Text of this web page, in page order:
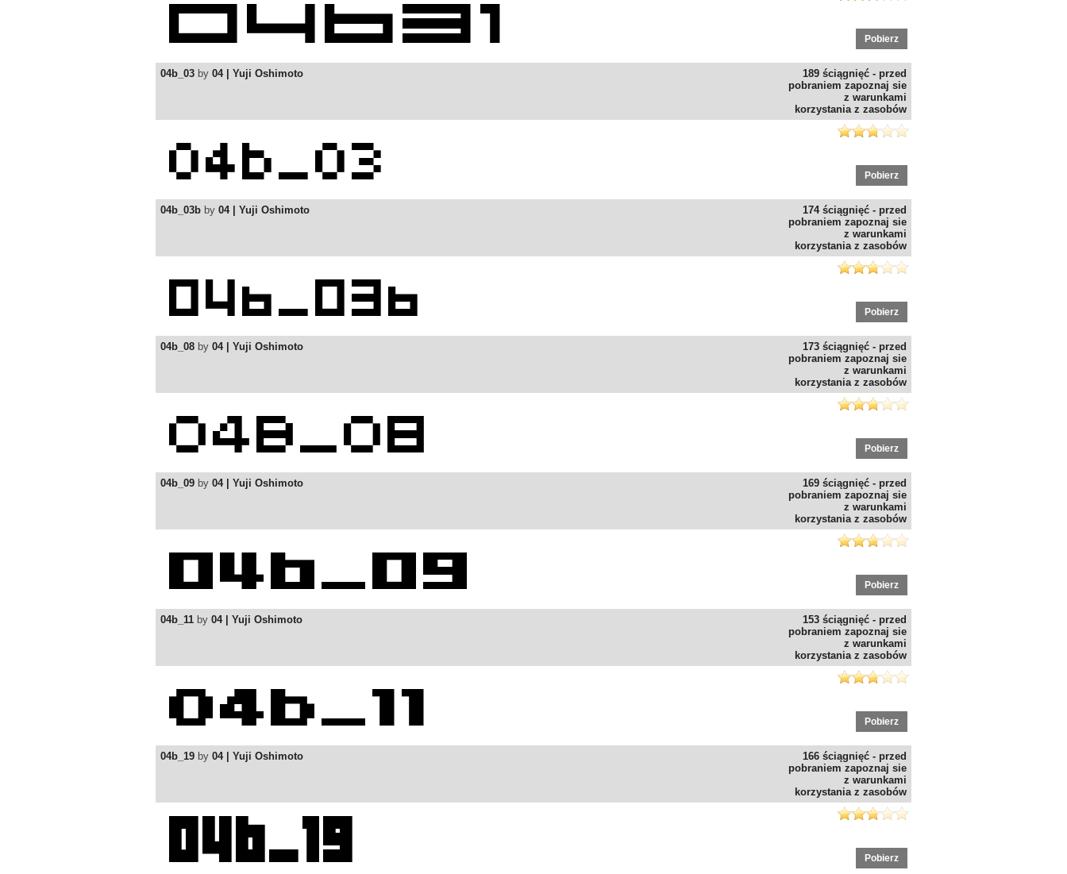
Pobierz
189 ściągnięć - przed
pobraniem zapoznaj sie
z warunkami
korzystania z zasobów
04b_03 by 04 | Yuji Oshimoto
Pobierz
174 ściągnięć - przed
pobraniem zapoznaj sie
z warunkami
korzystania z zasobów
04b_03b by 04 | Yuji Oshimoto
Pobierz
173 ściągnięć - przed
pobraniem zapoznaj sie
z warunkami
korzystania z zasobów
04b_08 by 04 | Yuji Oshimoto
Pobierz
169 ściągnięć - przed
pobraniem zapoznaj sie
z warunkami
korzystania z zasobów
04b_09 by 04 | Yuji Oshimoto
Pobierz
153 ściągnięć - przed
pobraniem zapoznaj sie
z warunkami
korzystania z zasobów
04b_11 by 04 | Yuji Oshimoto
Pobierz
166 ściągnięć - przed
pobraniem zapoznaj sie
z warunkami
korzystania z zasobów
04b_19 by 04 | Yuji Oshimoto
Pobierz